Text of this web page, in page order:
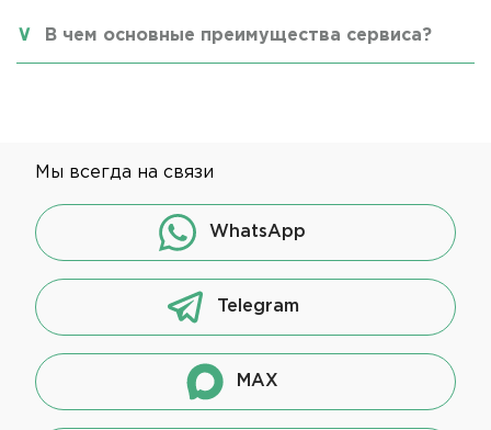
В чем основные преимущества сервиса?
Мы всегда на связи
WhatsApp
Telegram
MAX